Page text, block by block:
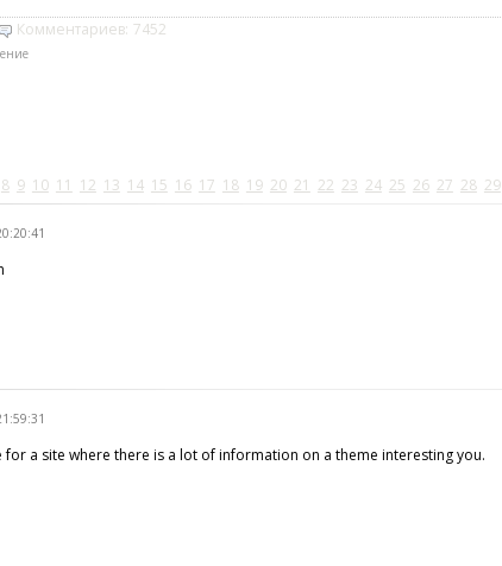
Комментариев: 7452
8 9 10 11 12 13 14 15 16 17 18 19 20 21 22 23 24 25 26 27 28 29
a site where there is a lot of information on a theme interesting you.